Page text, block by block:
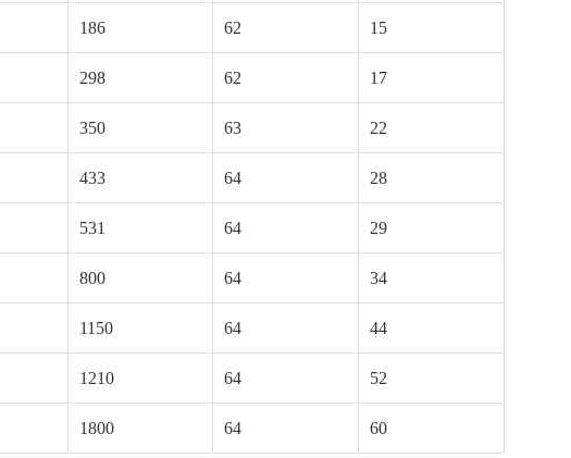
186 62 15
298 62 17
350 63 22
433 64 28
531 64 29
800 64 34
1150 64 44
1210 64 52
1800 64 60